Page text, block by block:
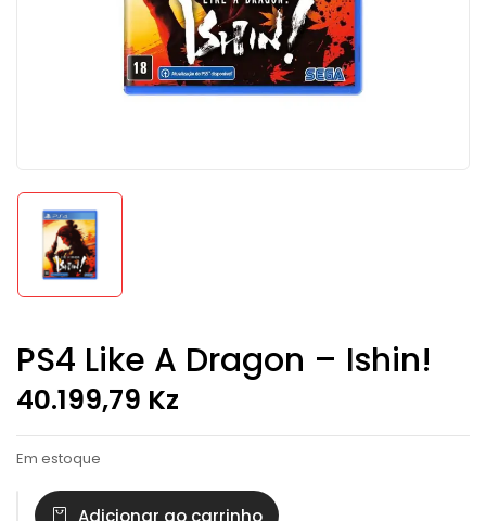
PS4 Like A Dragon – Ishin!
40.199,79 Kz
Em estoque
Adicionar ao carrinho